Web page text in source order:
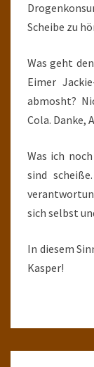
Scheibe zu
Was geht
Eimer
abmosht?
Cola. Danke,
Was ich
sind
sich selbst
In diesem
Kasper!